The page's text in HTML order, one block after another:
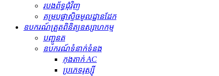
របងព័ទ្ធជុំវិញ
គម្របផ្លាស្ទិចមូលដ្ឋានដែក
ឧបករណ៍ត្រួតពិនិត្យឧស្សាហកម្ម
បញ្ជូនត
ឧបករណ៍​ទំនាក់ទំនង
កុងតាក់ AC
ប្រភេទរុស្ស៊ី